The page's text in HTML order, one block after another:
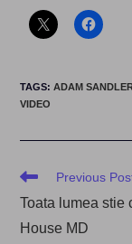
TAGS:ADAM
VIDEO
Read
articles
Previous
Toata lumea stie
House MD